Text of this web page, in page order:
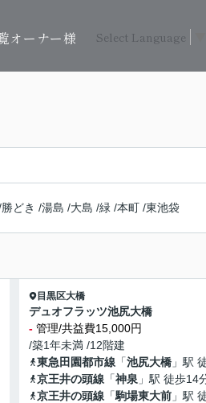
オーナー様 Select Language
勝どき /湯島 /大島 /緑 /本町 /東池袋
目黒区大橋
デュオフラッツ池尻大橋
- 管理/共益費15,000円
/築1年未満 /12階建
東急田園都市線 「池尻大橋 」駅
京王井の頭線 「神泉 」駅 徒歩14
京王井の頭線 「駒場東大前 」駅